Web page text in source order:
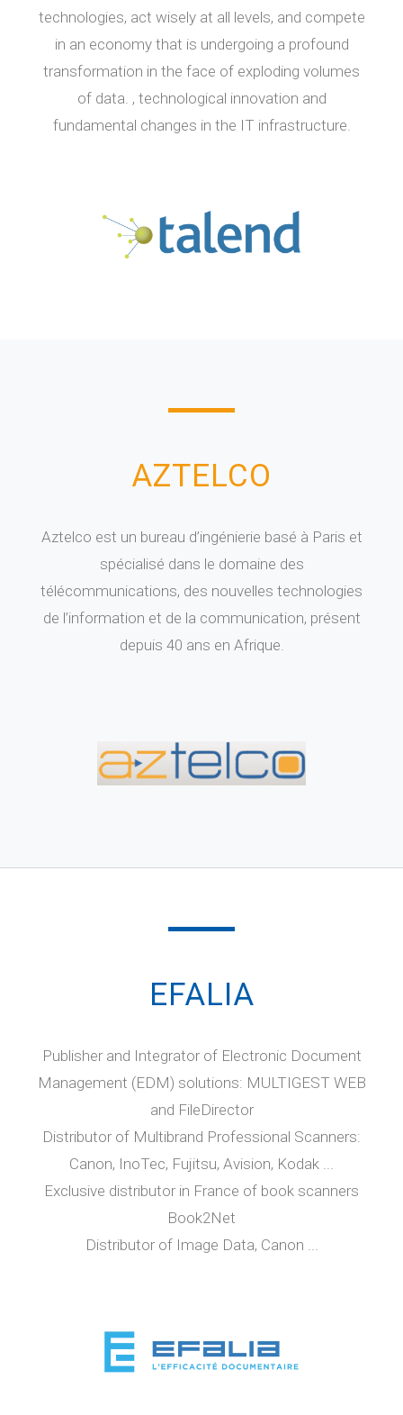
technologies, act wisely at all levels, and compete
in an economy that is undergoing a profound
transformation in the face of exploding volumes
of data. , technological innovation and
fundamental changes in the IT infrastructure.
AZTELCO
Aztelco est un bureau d’ingénierie basé à Paris et
spécialisé dans le domaine des
télécommunications, des nouvelles technologies
de l’information et de la communication, présent
depuis 40 ans en Afrique.
EFALIA
Publisher and Integrator of Electronic Document
Management (EDM) solutions: MULTIGEST WEB
and FileDirector
Distributor of Multibrand Professional Scanners:
Canon, InoTec, Fujitsu, Avision, Kodak ...
Exclusive distributor in France of book scanners
Book2Net
Distributor of Image Data, Canon ...